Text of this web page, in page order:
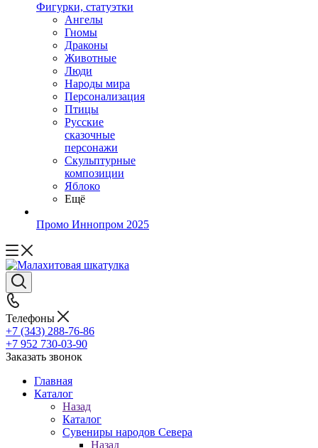
Фигурки, статуэтки
Ангелы
Гномы
Драконы
Животные
Люди
Народы мира
Персонализация
Птицы
Русские
сказочные
персонажи
Скульптурные
композиции
Яблоко
Ещё
Промо Иннопром 2025
Телефоны
+7 (343) 288-76-86
+7 952 730-03-90
Заказать звонок
Главная
Каталог
Назад
Каталог
Сувениры народов Севера
Назад